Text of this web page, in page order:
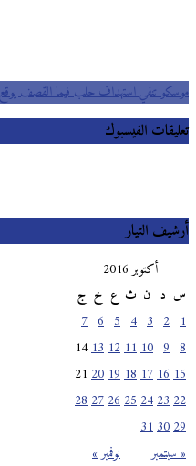
موسكو تنفي استهداف حلب فيما القصف يوقع
تعليقات الفيسبوك
أرشيف التيار
أكتوبر 2016
س
ث خ ج
« سبتمبر نوفمبر »
10
11
12
13
14
15
16
17
18
19
20
21
22
23
24
25
26
27
28
29
30
31